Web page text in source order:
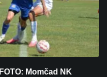
FOTO: Momčad NK